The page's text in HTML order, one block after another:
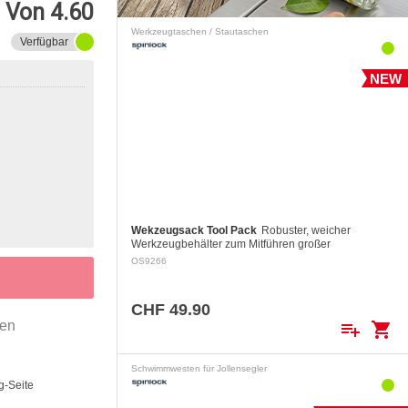
Von 4.60
Verfügbar
Seite
Werkzeugtaschen / Stautaschen
NEW
Wekzeugsack Tool Pack Robuster, weicher
Werkzeugbehälter zum Mitführen großer
Gegenstände bei Arbeiten im Mast. Zur Verwendung
OS9266
CHF 49.90
playlist_add shopping_cart
Schwimmwesten für Jollensegler